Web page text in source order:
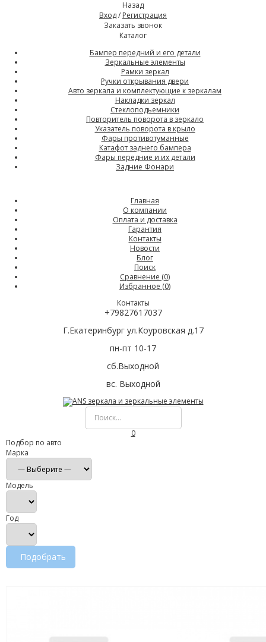
Назад
Вход/ Регистрация
Заказать звонок
Каталог
Бампер передний и его детали
Зеркальные элементы
Рамки зеркал
Ручки открывания двери
Авто зеркала и комплектующие к зеркалам
Накладки зеркал
Стеклоподьемники
Повторитель поворота в зеркало
Указатель поворота в крыло
Фары противотуманные
Катафот заднего бампера
Фары передние и их детали
Задние Фонари
Главная
О компании
Оплата и доставка
Гарантия
Контакты
Новости
Блог
Поиск
Сравнение (0)
Избранное (0)
Контакты
+79827617037
Г.Екатеринбург ул.Коуровская д.17
пн-пт 10-17
сб.Выходной
вс. Выходной
0
Подбор по авто
Марка
Модель
Год
Подобрать